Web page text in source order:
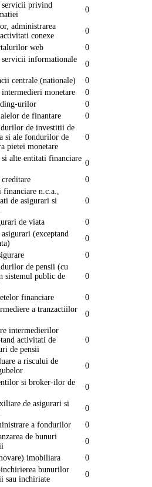
privind
0
administrarea
conexe
0
web
0
informationale
0
centrale (nationale)
0
monetare
0
urilor
0
de finantare 0
de investitii de
si ale fondurilor de
pietei monetare
0
alte entitati financiare
0
0
n.c.a.,
de asigurari si
0
de viata
0
(exceptand
0
0
de pensii (cu
sistemul public de
0
financiare
0
a tranzactiilor
0
intermedierilor
activitati de
de pensii
0
a riscului de
0
si broker-ilor de
0
de asigurari si
0
a fondurilor
0
de bunuri
0
imobiliara
0
bunurilor
sau inchiriate
0